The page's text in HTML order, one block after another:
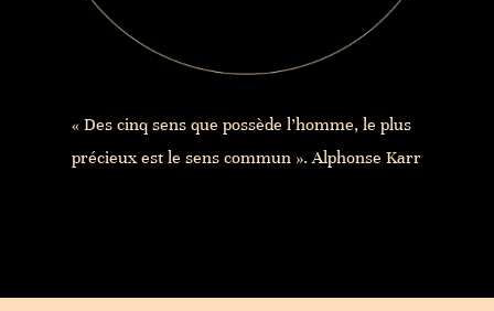
« Des cinq sens que possède l’homme, le plus
précieux est le sens commun ». Alphonse Karr